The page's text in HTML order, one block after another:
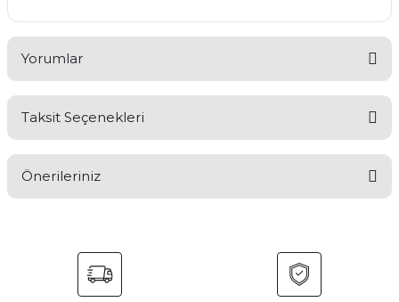
Yorumlar
Yorum Yaz
Taksit Seçenekleri
Önerileriniz
konularda yetersiz gördüğünüz noktaları öneri formunu
kullanarak tarafımıza iletebilirsiniz.
Görüş ve önerileriniz için teşekkür ederiz.